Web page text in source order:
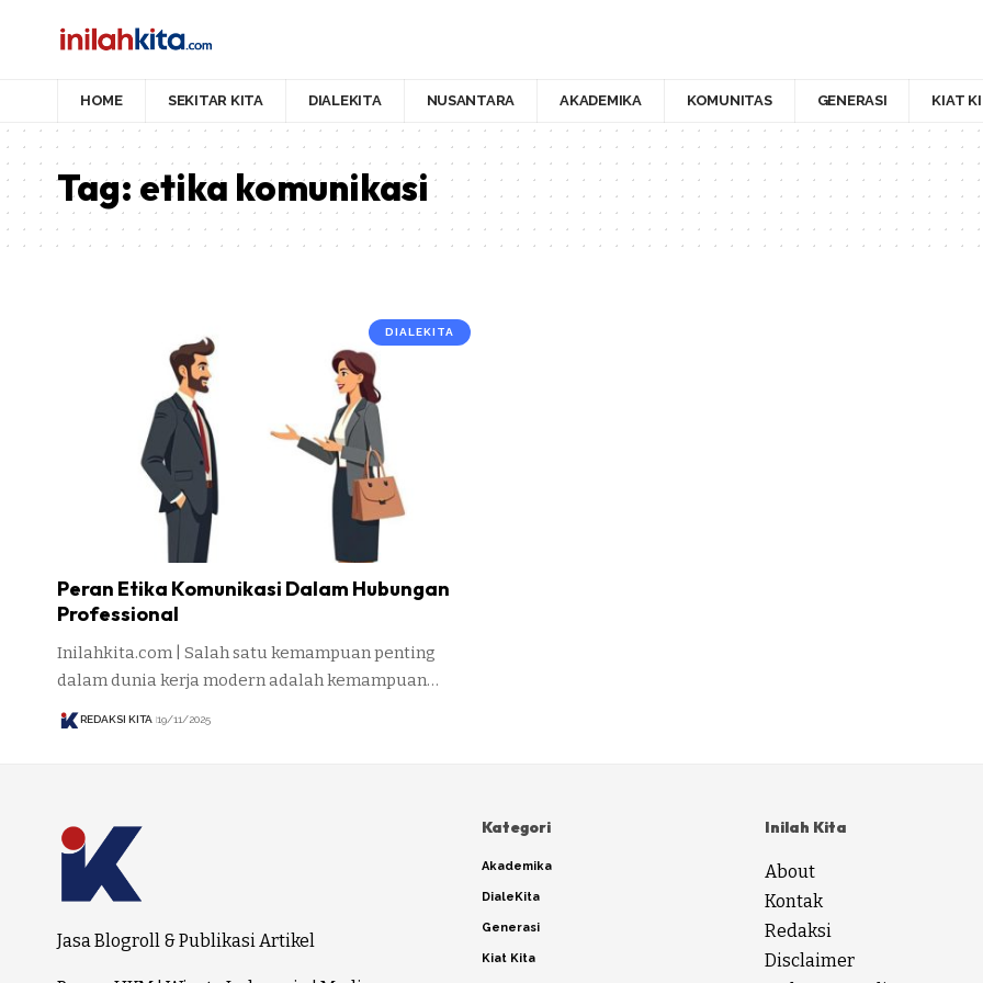
HOME SEKITAR KITA DIALEKITA NUSANTARA AKADEMIKA KOMUNITAS GENERASI KIAT
Tag:etika komunikasi
DIALEKITA
Peran Etika Komunikasi Dalam Hubungan
Professional
Inilahkita.com | Salah satu kemampuan penting
dalam dunia kerja modern adalah kemampuan…
REDAKSI KITA 19/11/2025
Jasa Blogroll & Publikasi Artikel
Kategori
Akademika
DialeKita
Generasi
Kiat Kita
Inilah Kita
About
Kontak
Redaksi
Disclaimer